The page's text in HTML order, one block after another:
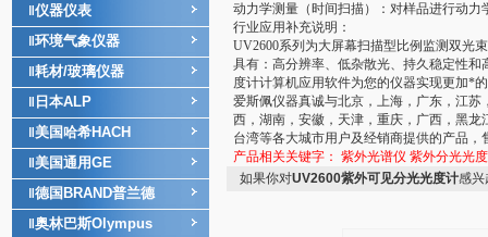
仪器仪表
环境气象仪器
耗材/玻璃仪器
日本ALP
美国哈希HACH
美国通用GE
德国BRAND普兰德
奥林巴斯Olympus
动力学测量（时间扫描）：对样品进行动
行业应用补充说明：
UV2600系列为大屏幕扫描型比例监测双光
具有：高分辨率、低杂散光、持久稳定性
度计计算机应用软件为您的仪器实现更加*
爱斯佩仪器真诚与北京，上海，广东，江
西，湖南，安徽，天津，重庆，广西，黑
台湾等各大城市用户及经销商提供的产品，
产品相关关键字： 紫外光谱仪 紫外分光光
如果你对UV2600紫外可见分光光度计感兴